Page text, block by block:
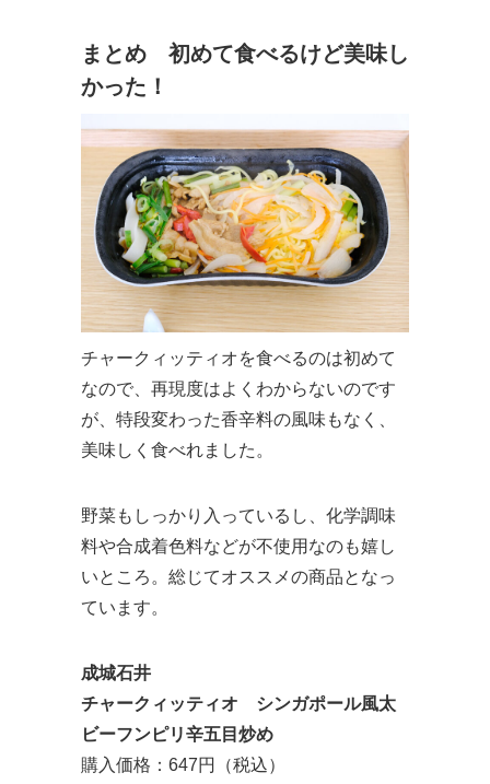
まとめ 初めて食べるけど美味し
かった！
チャークィッティオを食べるのは初めて
なので、再現度はよくわからないのです
が、特段変わった香辛料の風味もなく、
美味しく食べれました。
野菜もしっかり入っているし、化学調味
料や合成着色料などが不使用なのも嬉し
いところ。総じてオススメの商品となっ
ています。
成城石井
チャークィッティオ シンガポール風太
ビーフンピリ辛五目炒め
購入価格：647円（税込）